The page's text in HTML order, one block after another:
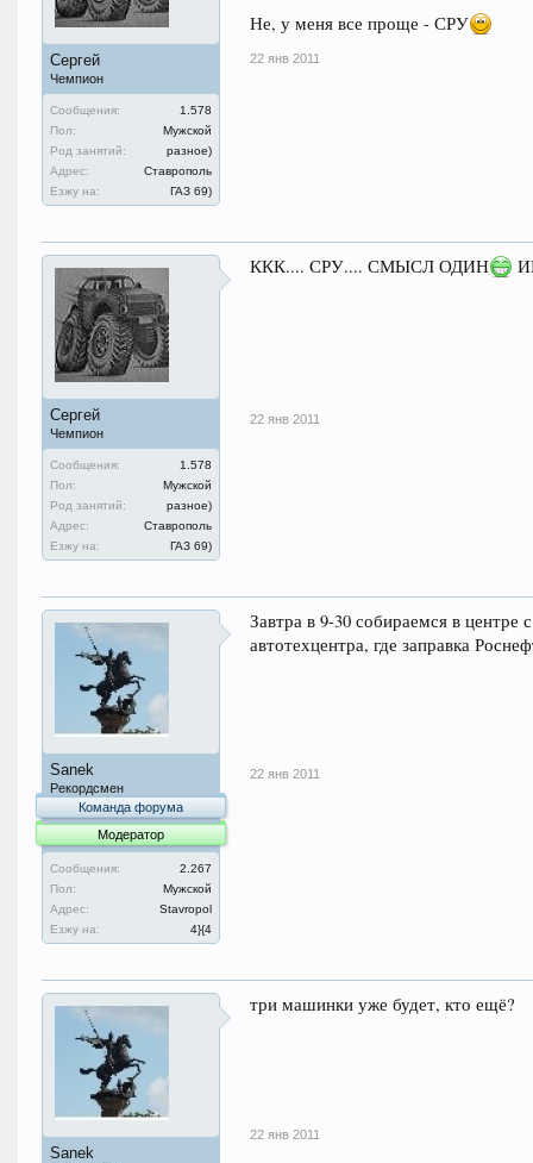
Сергей
Чемпион
Сообщения:
1.578
Пол:
Мужской
Род занятий:
разное)
Адрес:
Ставрополь
Езжу на:
ГАЗ 69)
Не, у меня все проще - СРУ
22 янв 2011
Сергей
Чемпион
Сообщения:
1.578
Пол:
Мужской
Род занятий:
разное)
Адрес:
Ставрополь
Езжу на:
ГАЗ 69)
ККК.... СРУ.... СМЫСЛ ОДИН
22 янв 2011
Sanek
Рекордсмен
Команда форума
Модератор
Сообщения:
2.267
Пол:
Мужской
Адрес:
Stavropol
Езжу на:
4}{4
Завтра в 9-30 собираемся в
автотехцентра, где заправка
22 янв 2011
Sanek
три машинки уже будет, кто ещё?
22 янв 2011